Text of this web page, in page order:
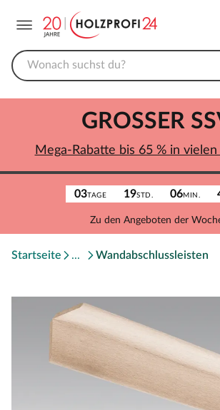
03TAGE 19STD. 06MIN.
Zu den Angeboten der
GROSSER
Mega-Rabatte bis 65 % in
Startseite Wandabschlussleisten